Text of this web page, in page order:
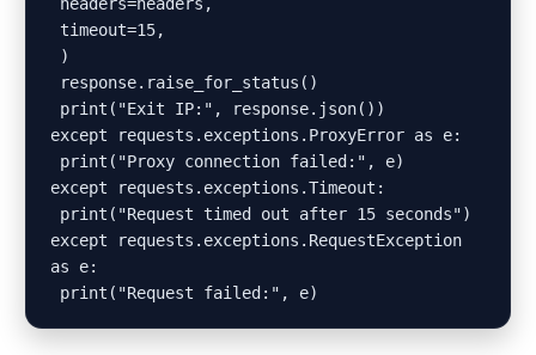
except requests.exceptions.ProxyError as e:
except requests.exceptions.Timeout:
except requests.exceptions.RequestException
as e: